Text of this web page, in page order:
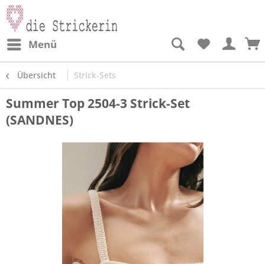
Menü
Übersicht Strick-Sets
Summer Top 2504-3 Strick-Set
(SANDNES)